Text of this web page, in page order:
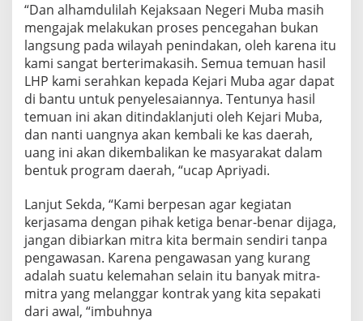
“Dan alhamdulilah Kejaksaan Negeri Muba masih
mengajak melakukan proses pencegahan bukan
langsung pada wilayah penindakan, oleh karena itu
kami sangat berterimakasih. Semua temuan hasil
LHP kami serahkan kepada Kejari Muba agar dapat
di bantu untuk penyelesaiannya. Tentunya hasil
temuan ini akan ditindaklanjuti oleh Kejari Muba,
dan nanti uangnya akan kembali ke kas daerah,
uang ini akan dikembalikan ke masyarakat dalam
bentuk program daerah, “ucap Apriyadi.
Lanjut Sekda, “Kami berpesan agar kegiatan
kerjasama dengan pihak ketiga benar-benar dijaga,
jangan dibiarkan mitra kita bermain sendiri tanpa
pengawasan. Karena pengawasan yang kurang
adalah suatu kelemahan selain itu banyak mitra-
mitra yang melanggar kontrak yang kita sepakati
dari awal, “imbuhnya